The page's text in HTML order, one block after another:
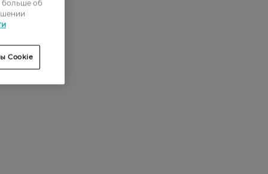
больше об
Cookie